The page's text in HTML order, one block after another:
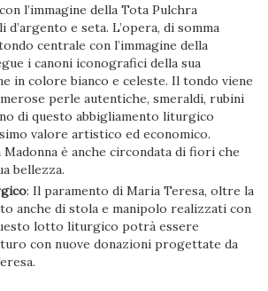
con l’immagine della Tota Pulchra
e seta. L’opera, di somma
centrale con l’immagine della
i canoni iconografici della sua
in colore bianco e celeste. Il tondo viene
perle autentiche, smeraldi, rubini
di questo abbigliamento liturgico
valore artistico ed economico.
Madonna è anche circondata di fiori che
bellezza.
: Il paramento di Maria Teresa, oltre la
anche di stola e manipolo realizzati con
lotto liturgico potrà essere
con nuove donazioni progettate da